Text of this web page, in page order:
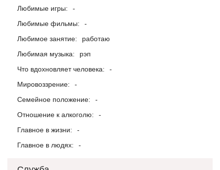
Любимые игры:
-
Любимые фильмы:
-
Любимое занятие:
работаю
Любимая музыка:
рэп
Что вдохновляет человека:
-
Мировоззрение:
-
Семейное положение:
-
Отношение к алкоголю:
-
Главное в жизни:
-
Главное в людях:
-